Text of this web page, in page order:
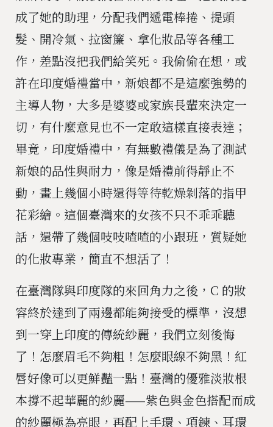
成了她的助理，分配我們遞電棒捲、提頭
髮、開冷氣、拉窗簾、拿化妝品等各種工
作，差點沒把我們給笑死。我偷偷在想，或
許在印度婚禮當中，新娘都不是這麼強勢的
主導人物，大多是婆婆或家族長輩來決定一
切，有什麼意見也不一定敢這樣直接表達；
畢竟，印度婚禮中，有無數禮儀是為了測試
新娘的品性與耐力，像是婚禮前得靜止不
動，畫上幾個小時還得等待乾燥剝落的指甲
花彩繪。這個臺灣來的女孩不只不乖乖聽
話，還帶了幾個吱吱喳喳的小跟班，質疑她
的化妝專業，簡直不想活了！
在臺灣隊與印度隊的來回角力之後，C 的妝
容終於達到了兩邊都能夠接受的標準，沒想
到一穿上印度的傳統紗麗，我們立刻後悔
了！怎麼眉毛不夠粗！怎麼眼線不夠黑！紅
唇好像可以更鮮豔一點！臺灣的優雅淡妝根
本撐不起華麗的紗麗——紫色與金色搭配而成
的紗麗極為亮眼，再配上手環、項鍊、耳環